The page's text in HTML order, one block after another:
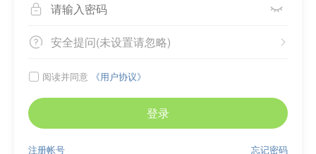
 
 
安全提问(未设置请忽略)
 阅读并同意 《用户协议》
登录
忘记密码
注册帐号